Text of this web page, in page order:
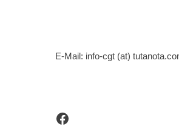
E-Mail: info-cgt (at)
Facebook